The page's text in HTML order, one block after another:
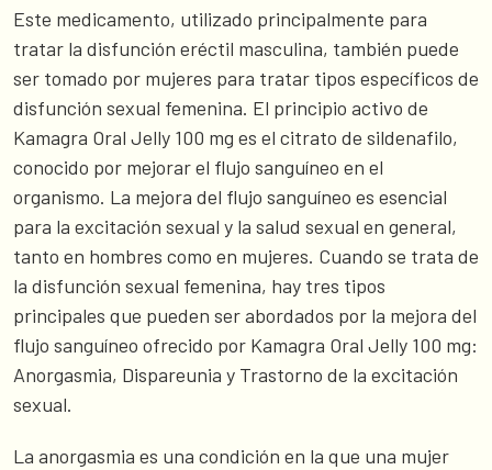
Este medicamento, utilizado principalmente para
tratar la disfunción eréctil masculina, también puede
ser tomado por mujeres para tratar tipos específicos de
disfunción sexual femenina. El principio activo de
Kamagra Oral Jelly 100 mg es el citrato de sildenafilo,
conocido por mejorar el flujo sanguíneo en el
organismo. La mejora del flujo sanguíneo es esencial
para la excitación sexual y la salud sexual en general,
tanto en hombres como en mujeres. Cuando se trata de
la disfunción sexual femenina, hay tres tipos
principales que pueden ser abordados por la mejora del
flujo sanguíneo ofrecido por Kamagra Oral Jelly 100 mg:
Anorgasmia, Dispareunia y Trastorno de la excitación
sexual.
La anorgasmia es una condición en la que una mujer